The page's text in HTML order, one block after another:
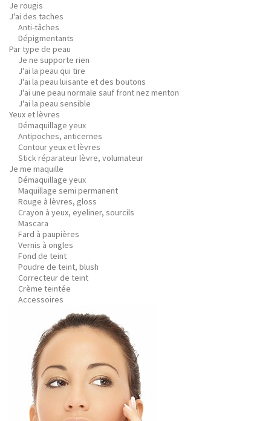
Je rougis
J'ai des taches
Anti-tâches
Dépigmentants
Par type de peau
Je ne supporte rien
J'ai la peau qui tire
J'ai la peau luisante et des boutons
J'ai une peau normale sauf front nez menton
J'ai la peau sensible
Yeux et lèvres
Démaquillage yeux
Antipoches, anticernes
Contour yeux et lèvres
Stick réparateur lèvre, volumateur
Je me maquille
Démaquillage yeux
Maquillage semi permanent
Rouge à lèvres, gloss
Crayon à yeux, eyeliner, sourcils
Mascara
Fard à paupières
Vernis à ongles
Fond de teint
Poudre de teint, blush
Correcteur de teint
Crème teintée
Accessoires